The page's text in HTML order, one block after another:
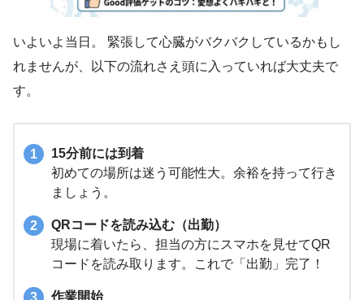
いよいよ当日。 緊張して心臓がバクバクしているかもし
れませんが、以下の流れさえ頭に入っていれば大丈夫で
す。
15分前には到着
初めての場所は迷う可能性大。余裕を持って行き
ましょう。
QRコードを読み込む（出勤）
現場に着いたら、担当の方にスマホを見せてQR
コードを読み取ります。これで「出勤」完了！
作業開始